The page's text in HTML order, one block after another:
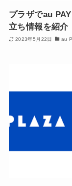
プラザでau
立ち情報を紹介
2023年5月22日 au